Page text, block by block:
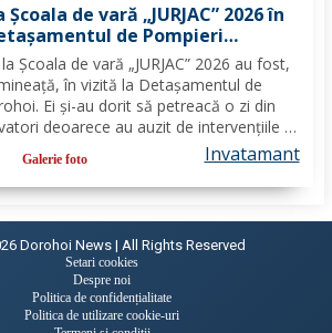
de vară „JURJAC” 2026 în
de Pompieri
Școala de vară „JURJAC” 2026 au fost,
în vizită la Detașamentul de
Ei și-au dorit să petreacă o zi din
deoarece au auzit de intervențiile la
și de oamenii pe care i-au ajutat de-
„Ne...
Galerie foto Invatamant
Dorohoi News | All Rights Reserved
Setari cookies
Despre noi
Politica de confidențialitate
Politica de utilizare cookie-uri